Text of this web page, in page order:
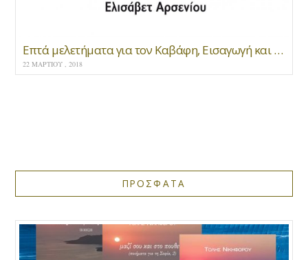
Επτά μελετήματα για τον Καβάφη, Εισαγωγή και επιμέλεια Ελισάβετ Αρσενίου. Δοκίμιο/Κριτική, εκδ. Μανδραγόρας
22 ΜΑΡΤΊΟΥ , 2018
ΠΡΟΣΦΑΤΑ